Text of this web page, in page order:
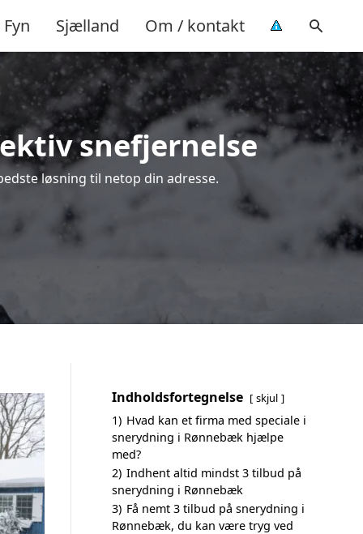
Fyn Sjælland Om / kontakt
snefjernelse
løsning til netop din adresse.
Indholdsfortegnelse skjul
1) Hvad kan et firma med speciale i
snerydning i Rønnebæk hjælpe
med?
2) Indhent altid mindst 3 tilbud på
snerydning i Rønnebæk
3) Få nemt 3 tilbud på snerydning i
Rønnebæk, du kan være tryg ved